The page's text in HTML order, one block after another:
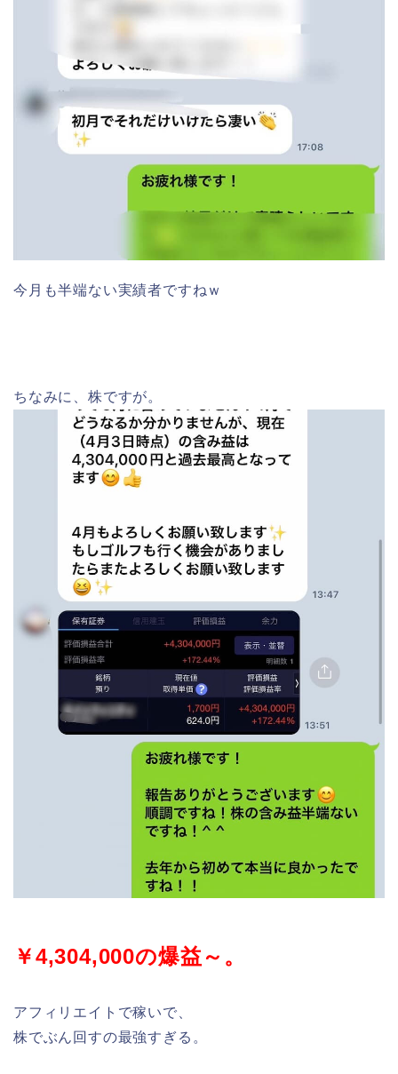
今月も半端ない実績者ですねｗ
ちなみに、株ですが。
￥4,304,000の爆益～。
アフィリエイトで稼いで、
株でぶん回すの最強すぎる。